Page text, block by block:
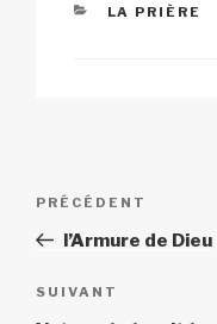
CATÉGORIES
LA PRIÈRE
Navigation
l’article
Article
précédent
PRÉCÉDENT
l’Armure de Dieu
Article
SUIVANT